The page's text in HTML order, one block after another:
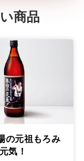
商品
の元祖もろみ
気！